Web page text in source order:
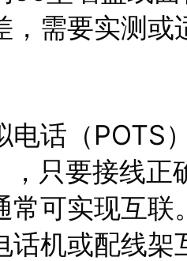
，需要实测或
电话（POTS
，只要接线
常可实现互
话机或配线